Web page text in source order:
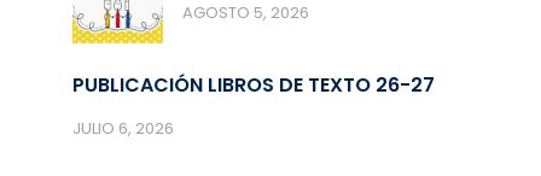
AGOSTO 5, 2026
PUBLICACIÓN LIBROS DE TEXTO 26-27
JULIO 6, 2026